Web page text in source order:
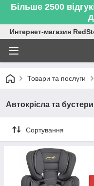
Більше 2500
Интернет-магазин
Товари та послуги
Автокрісла та бустери
Сортування